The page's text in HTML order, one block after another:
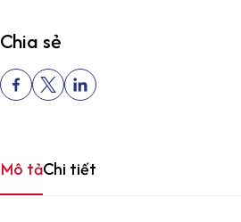
Chia sẻ
Mô tảChi tiết